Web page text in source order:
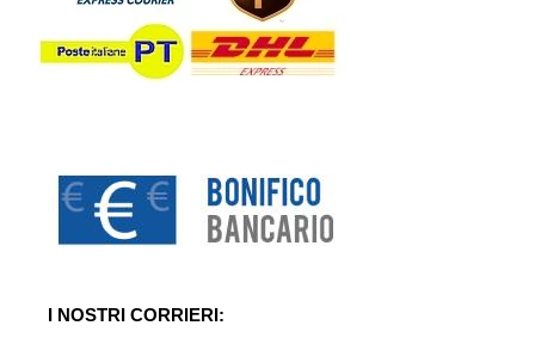
I NOSTRI CORRIERI: